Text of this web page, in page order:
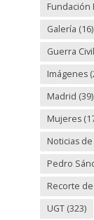
Fundación
Galería (16)
Guerra
Imágenes
Madrid (39)
Mujeres
Noticias
Pedro
Recorte
UGT(323)